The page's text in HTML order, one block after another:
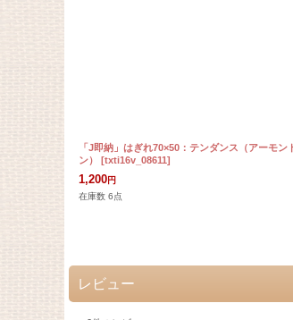
「J即納」はぎれ70×50：テンダンス（アーモン
ン）
[txti16v_08611]
1,200円
在庫数 6点
レビュー